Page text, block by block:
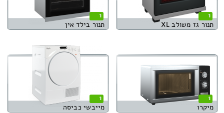
1
תנור גז משולב XL
1
תנור בילד אין
1
מיקרו
1
מייבשי כביסה